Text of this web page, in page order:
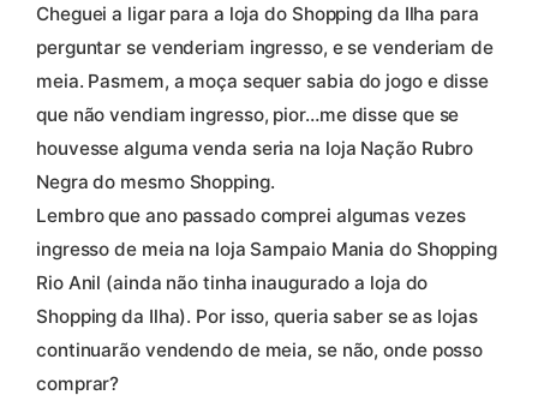
Cheguei a ligar para a loja do Shopping da Ilha para
perguntar se venderiam ingresso, e se venderiam de
meia. Pasmem, a moça sequer sabia do jogo e disse
que não vendiam ingresso, pior…me disse que se
houvesse alguma venda seria na loja Nação Rubro
Negra do mesmo Shopping.
Lembro que ano passado comprei algumas vezes
ingresso de meia na loja Sampaio Mania do Shopping
Rio Anil (ainda não tinha inaugurado a loja do
Shopping da Ilha). Por isso, queria saber se as lojas
continuarão vendendo de meia, se não, onde posso
comprar?